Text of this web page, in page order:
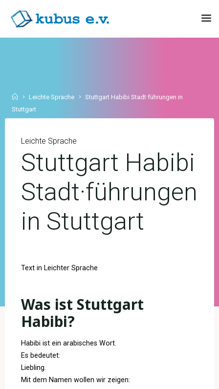
content
HomeLeichte Sprache
Stuttgart Habibi Stadt·führungen in
Stuttgart
Leichte Sprache
Stuttgart Habibi
Stadt·führungen
in Stuttgart
Text in Leichter Sprache
Was ist Stuttgart
Habibi?
Habibi ist ein arabisches Wort.
Es bedeutet:
Liebling.
Mit dem Namen wollen wir zeigen: